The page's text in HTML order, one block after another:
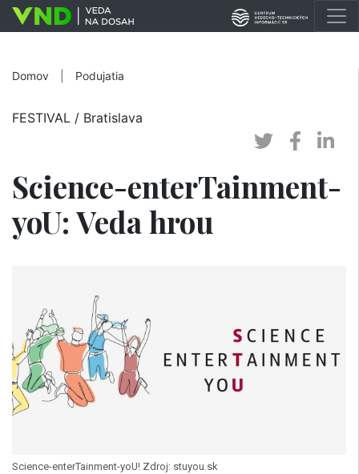
Domov Podujatia
FESTIVAL / Bratislava
Science-enterTainment-
yoU: Veda hrou
Science-enterTainment-yoU! Zdroj: stuyou.sk